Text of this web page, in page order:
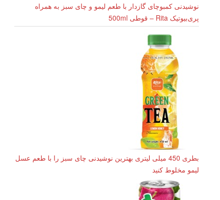
نوشیدنی کمبوچای گازدار با طعم لیمو و چای سبز به همراه
پری‌بیوتیک Rita – قوطی 500ml
بطری 450 میلی لیتری بهترین نوشیدنی چای سبز را با طعم عسل
لیمو مخلوط کنید